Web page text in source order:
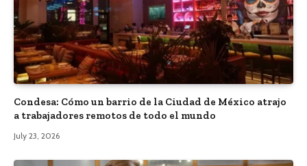
Condesa: Cómo un barrio de la Ciudad de México atrajo
a trabajadores remotos de todo el mundo
July 23, 2026